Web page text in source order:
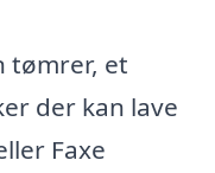
tømrer, et
der kan lave
Faxe